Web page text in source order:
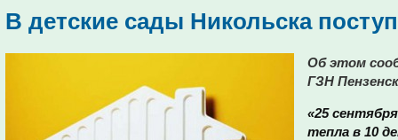
В детские сады Никольска
Об этом
ГЗН
«25
тепла в 10